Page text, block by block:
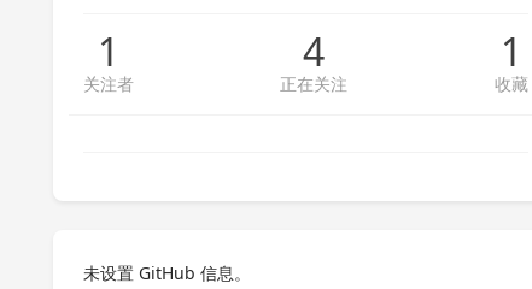
1
关注者
4
正在关注
1
收藏
未设置 GitHub 信息。